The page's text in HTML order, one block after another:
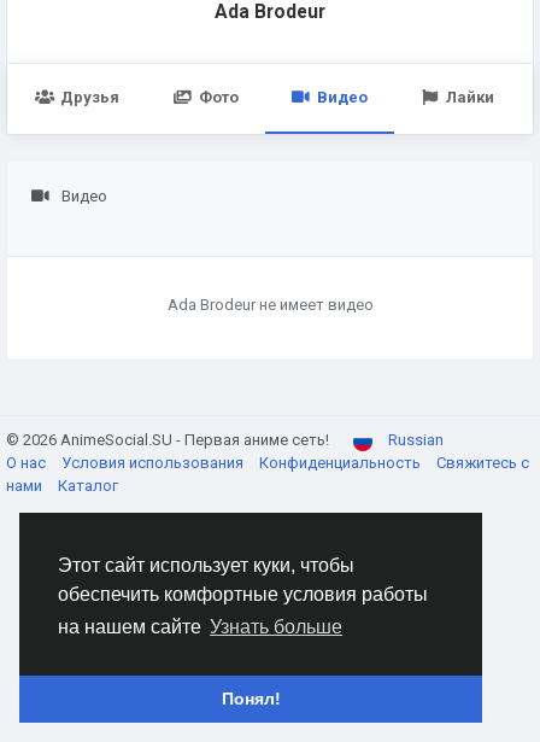
Этот сайт использует куки, чтобы
обеспечить комфортные условия работы
на нашем сайте Узнать больше
Понял!
Ada Brodeur
Друзья Фото Видео Лайки
Видео
Ada Brodeur не имеет видео
© 2026 AnimeSocial.SU - Первая аниме сеть!
Russian
О нас
Условия использования Конфиденциальность
Свяжитесь с
нами
Каталог